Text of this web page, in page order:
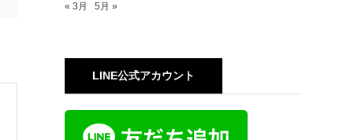
« 3月 5月 »
LINE公式アカウント